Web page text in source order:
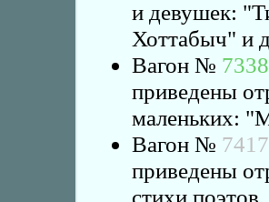
и девушек:
Хоттабыч" и
Вагон № 7338
приведены
маленьких:
Вагон № 7417
приведены
стихи